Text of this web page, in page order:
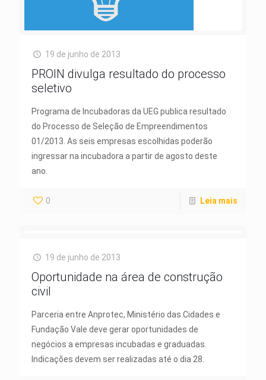
19 de junho de 2013
PROIN divulga resultado do processo
seletivo
Programa de Incubadoras da UEG publica resultado
do Processo de Seleção de Empreendimentos
01/2013. As seis empresas escolhidas poderão
ingressar na incubadora a partir de agosto deste
ano.
0 Leia mais
19 de junho de 2013
Oportunidade na área de construção
civil
Parceria entre Anprotec, Ministério das Cidades e
Fundação Vale deve gerar oportunidades de
negócios a empresas incubadas e graduadas.
Indicações devem ser realizadas até o dia 28.